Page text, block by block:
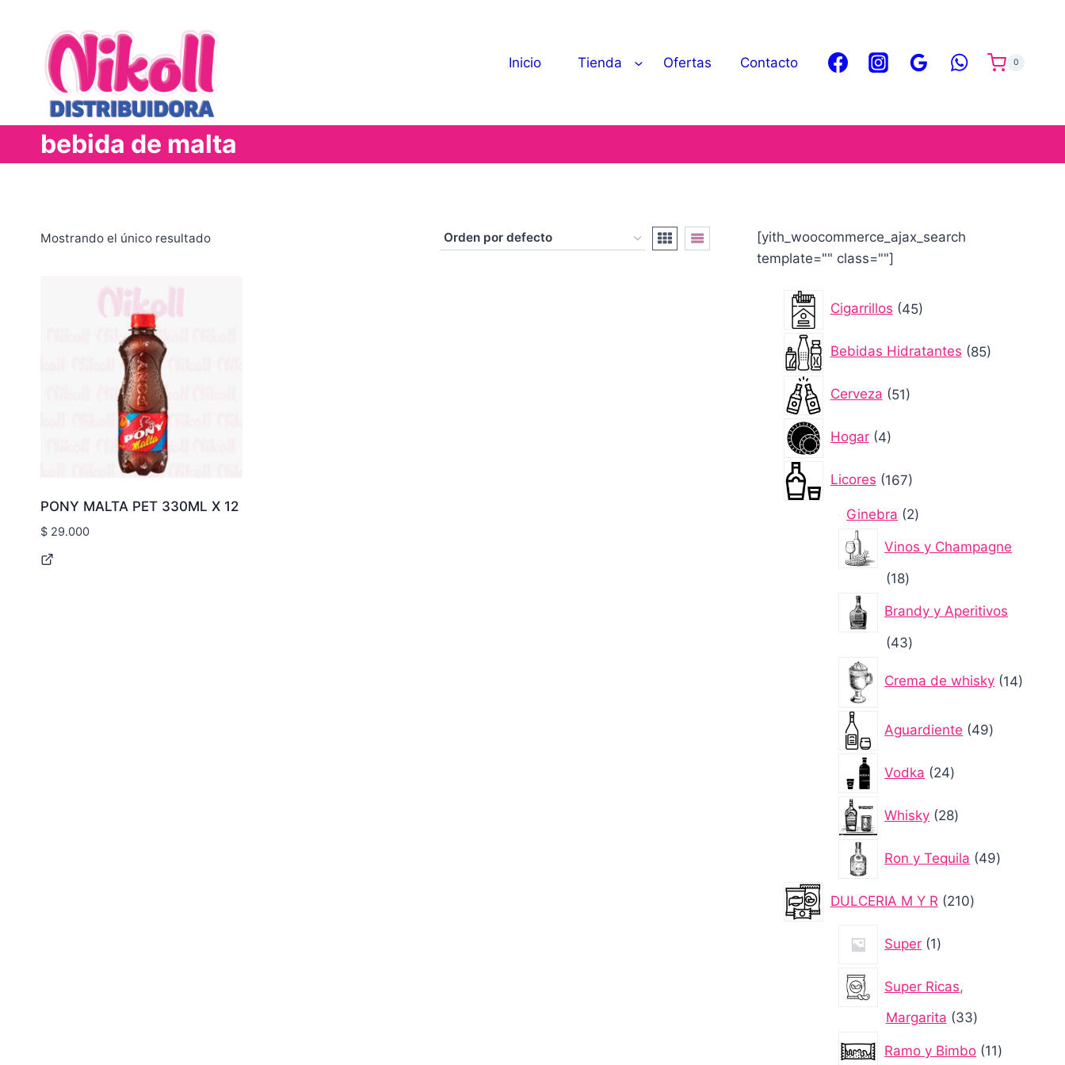
contenido
Inicio Tienda Ofertas Contacto 0
bebida de malta
Mostrando el único resultado
PONY MALTA PET 330ML X 12
$ 29.000
[yith_woocommerce_ajax_search
template="" class=""]
Cigarrillos 45
45
productos
Bebidas Hidratantes
85
85
productos
Cerveza
51
51
productos
Hogar
4
4
productos
Licores
167
167
productos
Ginebra
22
Vinos y Champagne
1818
Brandy y Aperitivos
4343
Crema de whisky 14
Aguardiente 49
productos
Vodka
24
productos
Whisky 28
productos
Ron y Tequila
49
productos
DULCERIA M Y R 210
productos
Super 1
producto
Super Ricas,
Margarita 3333
Ramo y Bimbo 11